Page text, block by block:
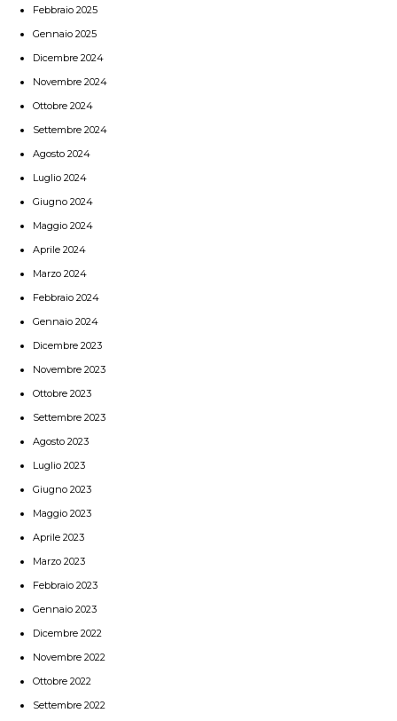
Febbraio 2025
Gennaio 2025
Dicembre 2024
Novembre 2024
Ottobre 2024
Settembre 2024
Agosto 2024
Luglio 2024
Giugno 2024
Maggio 2024
Aprile 2024
Marzo 2024
Febbraio 2024
Gennaio 2024
Dicembre 2023
Novembre 2023
Ottobre 2023
Settembre 2023
Agosto 2023
Luglio 2023
Giugno 2023
Maggio 2023
Aprile 2023
Marzo 2023
Febbraio 2023
Gennaio 2023
Dicembre 2022
Novembre 2022
Ottobre 2022
Settembre 2022